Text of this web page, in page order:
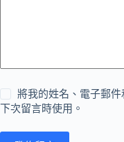
將我的姓名、電子郵
下次留言時使用。